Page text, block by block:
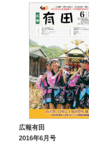
広報有田
2016年6月号